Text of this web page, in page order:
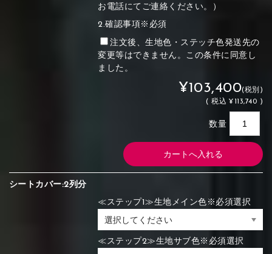
お電話にてご連絡ください。）
2.確認事項※必須
注文後、生地色・ステッチ色発送先の
変更等はできません。この条件に同意し
ました。
¥103,400(税別)
(税込 ¥113,740 )
数量
シートカバー:2列分
≪ステップ1≫生地メイン色※必須選択
≪ステップ2≫生地サブ色※必須選択